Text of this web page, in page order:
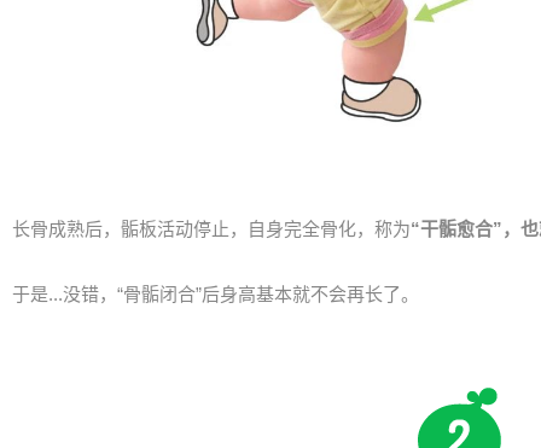
长骨成熟后，骺板活动停止，自身完全骨化，称为“干骺愈合”，
于是...没错，“骨骺闭合”后身高基本就不会再长了。